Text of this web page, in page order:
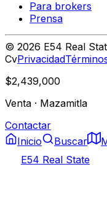
Para brokers
Prensa
© 2026 E54 Real
CvPrivacidad
$2,439,000
Venta · Mazamitla
Contactar
Inicio
Buscar
E54 Real State